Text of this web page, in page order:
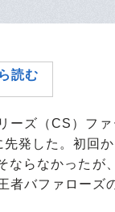
今季は大一番の試
読む
ーズ（CS）フ
発した。初回
ならなかったが
者バファローズ